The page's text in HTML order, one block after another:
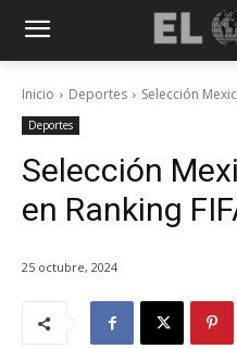
Inicio Deportes Selección
Deportes
Selección
en Ranking
25 octubre, 2024